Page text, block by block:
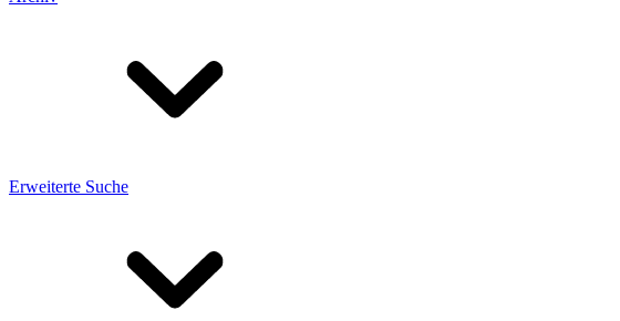
Erweiterte Suche